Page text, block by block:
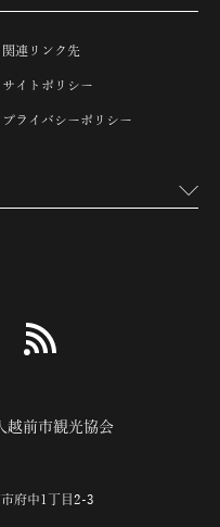
関連リンク先
サイトポリシー
プライバシーポリシー
越前市観光協会
府中1丁目2-3